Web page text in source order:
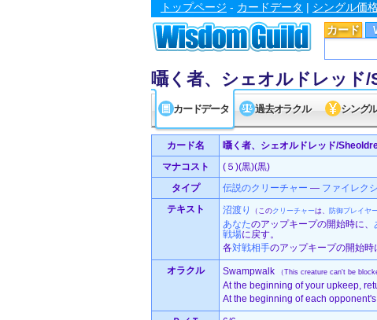
カード
トップページ - カードデータ | シングル価
囁く者、シェオルドレッド
カードデータ 過去オラクル シング
カード名 囁く者、シェオルドレッド/
マナコスト
(５)(黒)(黒)
タイプ
伝説のクリーチャー — ファイレク
テキスト
沼渡り （このクリーチャーは、 防御プレイヤ
あなたのアップキープの開始時に、
戦場に戻す。
各対戦相手のアップキープの開始時
オラクル Swampwalk （This creature can't be
At the beginning of your upkeep,
At the beginning of each